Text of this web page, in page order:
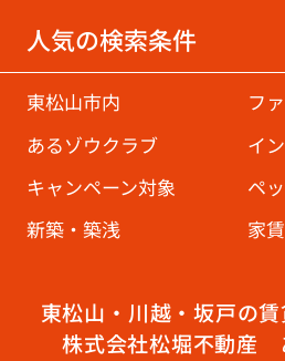
人気の検索条件
東松山市内
フ
あるゾウクラブ
イ
キャンペーン対象
ペ
新築・築浅
家
東松山・川越・坂戸の
株式会社松堀不動産